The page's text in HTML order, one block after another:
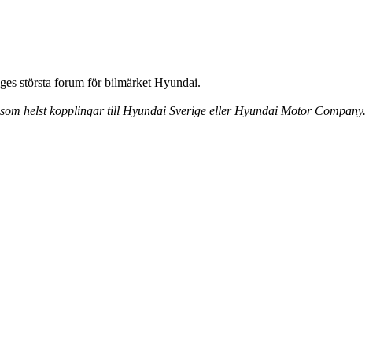
största forum för bilmärket Hyundai.
helst kopplingar till Hyundai Sverige eller Hyundai Motor Company.